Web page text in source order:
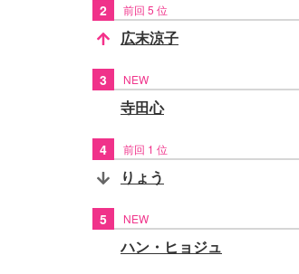
2 前回 5 位
広末涼子
3 NEW
寺田心
4 前回 1 位
りょう
5 NEW
ハン・ヒョジュ